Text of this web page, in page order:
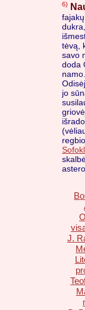
6)
tėvą,
savo
doda
jo
išrado
J.